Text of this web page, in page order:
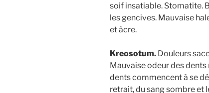
soif insatiable. Stomatite.
les gencives. Mauvaise
et âcre.
Kreosotum. Douleurs
Mauvaise odeur des
dents commencent à se
retrait, du sang sombre et